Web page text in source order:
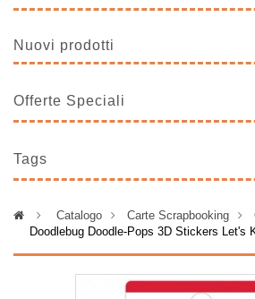
Nuovi prodotti
Offerte Speciali
Tags
> Catalogo > Carte Scrapbooking >
Doodlebug Doodle-Pops 3D Stickers Let's